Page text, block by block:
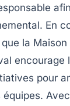
. En
la
encourage
pour